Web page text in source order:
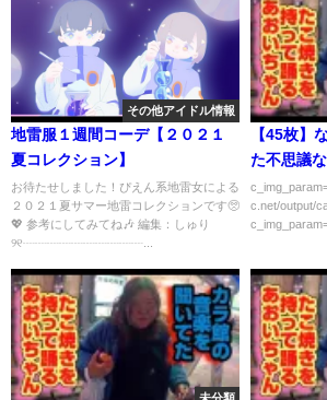
その他アイドル情報
地雷服１週間コーデ【２０２１
夏コレクション】
お待たせしました！ぴえん系地雷女による
２０２１夏サマー地雷コレクションです🥺
💖 参考にしてみてね🎶 編集：しゅり
୨୧┈┈┈┈┈┈┈┈┈┈...
【45枚】
た不思議
c.net/output/